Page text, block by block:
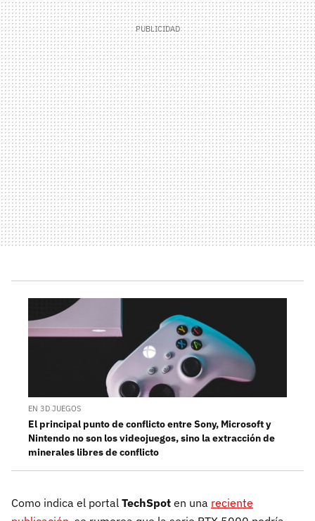
EN 3D JUEGOS
El principal punto de conflicto entre Sony, Microsoft y
Nintendo no son los videojuegos, sino la extracción de
minerales libres de conflicto
Como indica el portal TechSpot en una reciente